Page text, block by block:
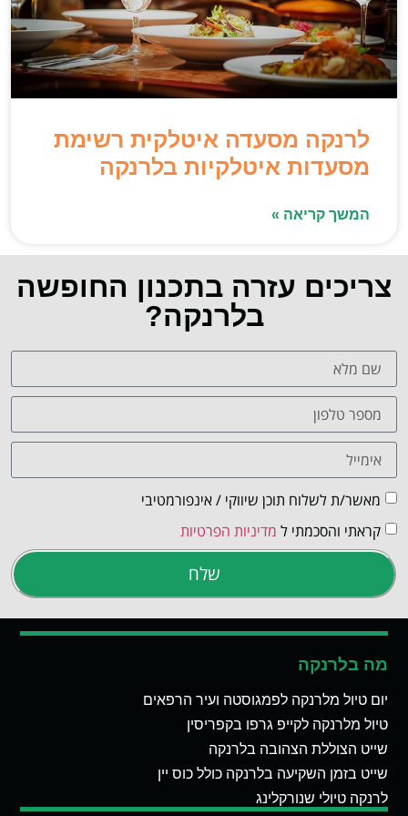
לרנקה מסעדה איטלקית רשימת
מסעדות איטלקיות בלרנקה
המשך קריאה »
צריכים עזרה בתכנון החופשה
בלרנקה?
מאשר/ת לשלוח תוכן שיווקי / אינפורמטיבי
קראתי והסכמתי ל מדיניות הפרטיות
שלח
מה בלרנקה
יום טיול מלרנקה לפמגוסטה ועיר הרפאים
טיול מלרנקה לקייפ גרפו בקפריסין
שייט הצוללת הצהובה בלרנקה
שייט בזמן השקיעה בלרנקה כולל כוס יין
לרנקה טיולי שנורקלינג